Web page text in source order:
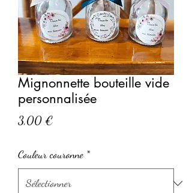
Mignonnette bouteille vide
personnalisée
3,00 €
Couleur couronne *